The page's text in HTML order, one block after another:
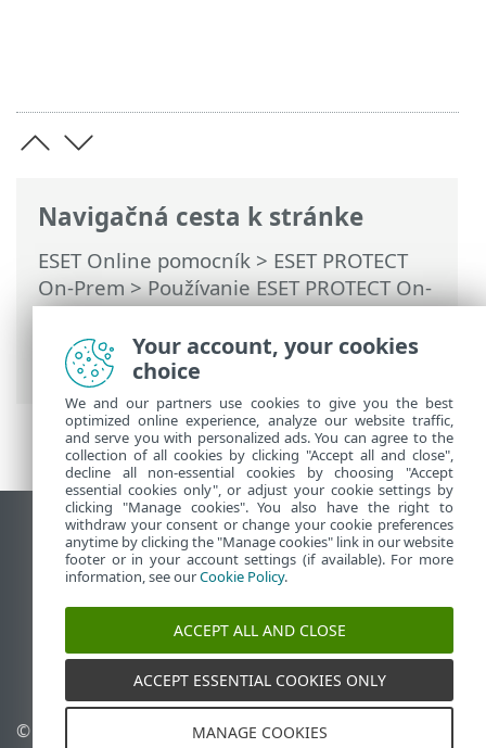
Navigačná cesta k stránke
ESET Online pomocník > ESET PROTECT
On-Prem>Používanie ESET PROTECT On-
Prem>Hlavné menu ESET PROTECT On-
Prem> Viac >Certifikáty >Partnerské
certifikáty > Zobraziť zneplatnené
Zobraziť stránku ako na počítači
End of Life
Databáza znalostí ESET
ESET Fórum
ESET Status Portal
Technická podpora
© 1992 - 2026 ESET,
Spravovať súbory cookie
Your account, your cookies
choice
We and our partners use cookies to give you the best
optimized online experience, analyze our website traffic,
and serve you with personalized ads. You can agree to the
collection of all cookies by clicking "Accept all and close",
decline all non-essential cookies by choosing "Accept
essential cookies only", or adjust your cookie settings by
clicking "Manage cookies". You also have the right to
withdraw your consent or change your cookie preferences
anytime by clicking the "Manage cookies" link in our website
footer or in your account settings (if available). For more
information, see ourCookie Policy.
ACCEPT ALL AND CLOSE
ACCEPT ESSENTIAL COOKIES ONLY
MANAGE COOKIES